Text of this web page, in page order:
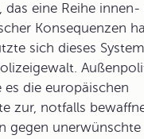
das eine Reihe innen-
Konsequenzen
sich dieses
es die europäischen
zur, notfalls
gegen unerwünschte